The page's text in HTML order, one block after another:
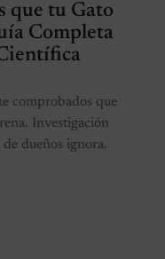
que tu Gato
Completa
comprobados que
Investigación
dueños ignora.